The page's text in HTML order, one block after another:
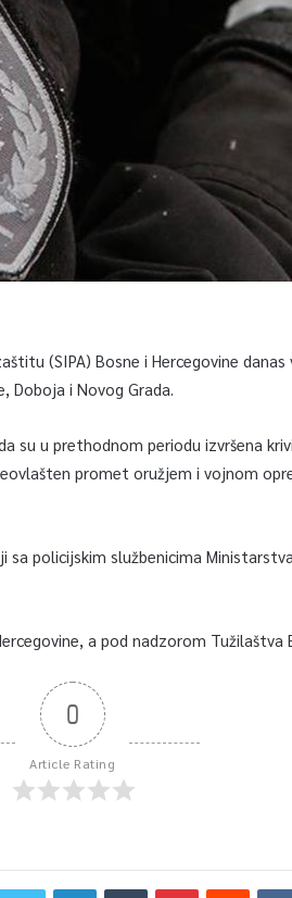
(SIPA) Bosne i Hercegovine
Doboja i Novog Grada.
su u prethodnom periodu izvršena
promet oružjem i vojnom
sa policijskim službenicima
a pod nadzorom Tužilaštva
0
Article Rating